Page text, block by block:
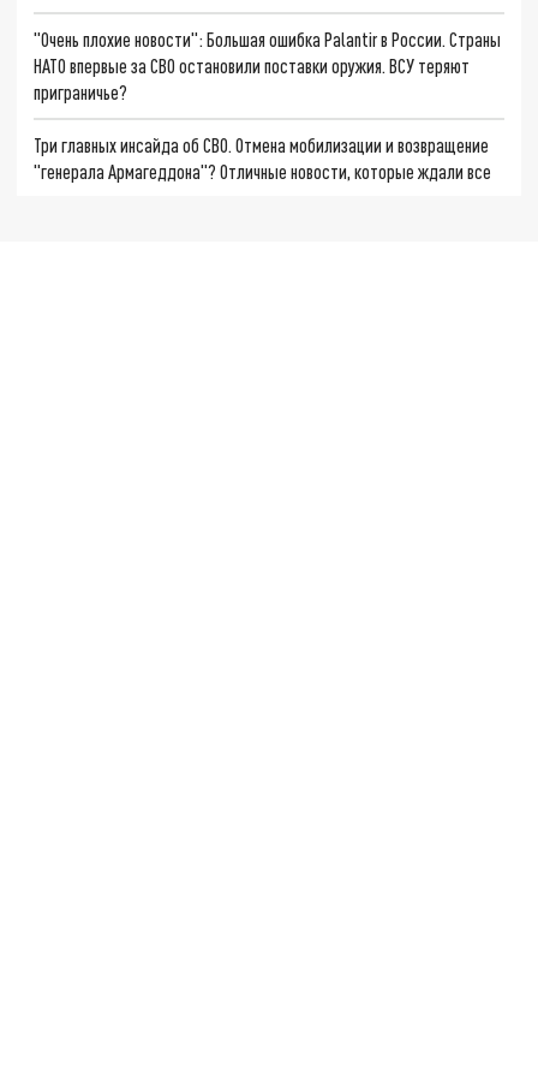
"Очень плохие новости": Большая ошибка Palantir в России. Страны
НАТО впервые за СВО остановили поставки оружия. ВСУ теряют
приграничье?
Три главных инсайда об СВО. Отмена мобилизации и возвращение
"генерала Армагеддона"? Отличные новости, которые ждали все